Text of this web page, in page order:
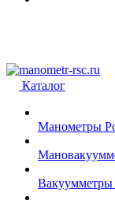
Каталог
Манометры
Вакуумметры